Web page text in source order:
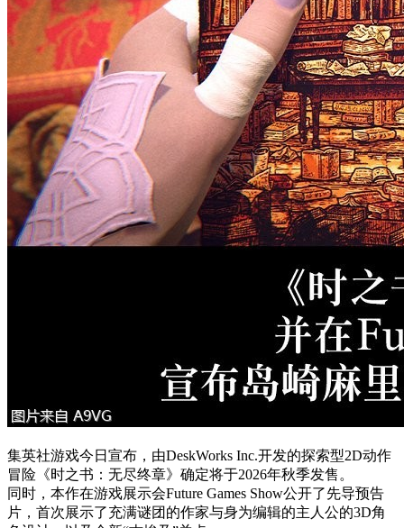
集英社游戏今日宣布，由DeskWorks Inc.开发的探索型2D动作
冒险《时之书：无尽终章》确定将于2026年秋季发售。
同时，本作在游戏展示会Future Games Show公开了先导预告
片，首次展示了充满谜团的作家与身为编辑的主人公的3D角